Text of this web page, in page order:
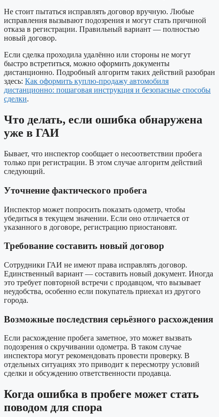
Не стоит пытаться исправлять договор вручную. Любые
исправления вызывают подозрения и могут стать причиной
отказа в регистрации. Правильный вариант — полностью
новый договор.
Если сделка проходила удалённо или стороны не могут
быстро встретиться, можно оформить документы
дистанционно. Подробный алгоритм таких действий разобран
здесь: Как оформить куплю-продажу автомобиля
дистанционно: пошаговая инструкция и безопасные способы
сделки.
Что делать, если ошибка обнаружена
уже в ГАИ
Бывает, что инспектор сообщает о несоответствии пробега
только при регистрации. В этом случае алгоритм действий
следующий.
Уточнение фактического пробега
Инспектор может попросить показать одометр, чтобы
убедиться в текущем значении. Если оно отличается от
указанного в договоре, регистрацию приостановят.
Требование составить новый договор
Сотрудники ГАИ не имеют права исправлять договор.
Единственный вариант — составить новый документ. Иногда
это требует повторной встречи с продавцом, что вызывает
неудобства, особенно если покупатель приехал из другого
города.
Возможные последствия серьёзного расхождения
Если расхождение пробега заметное, это может вызвать
подозрения о скручивании одометра. В таком случае
инспектора могут рекомендовать провести проверку. В
отдельных ситуациях это приводит к пересмотру условий
сделки и обсуждению ответственности продавца.
Когда ошибка в пробеге может стать
поводом для спора